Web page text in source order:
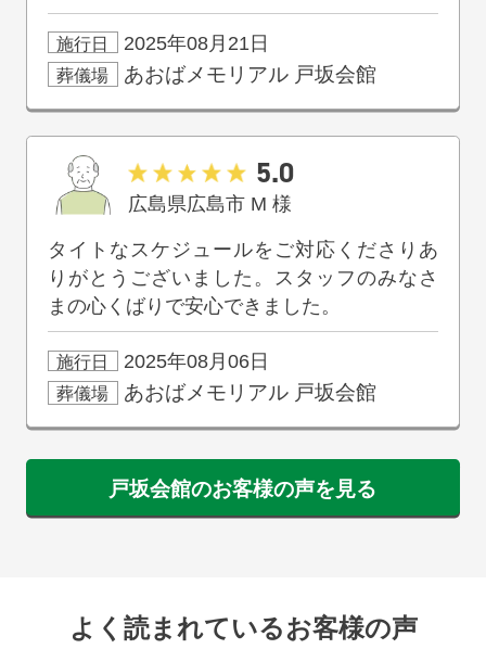
施行日 2025年08月21日
葬儀場 あおばメモリアル 戸坂会館
広島県広島市 M様
5.0
施行日 2025年08月06日
タイトなスケジュールをご対応くださりあ
りがとうございました。スタッフのみなさ
まの心くばりで安心できました。
葬儀場 あおばメモリアル 戸坂会館
戸坂会館のお客様の声を見る
よく読まれているお客様の声